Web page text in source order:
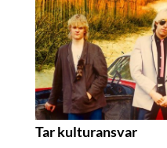
Tar kulturansvar